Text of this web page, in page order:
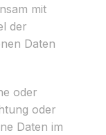
mit
der
Daten
oder
oder
Daten im